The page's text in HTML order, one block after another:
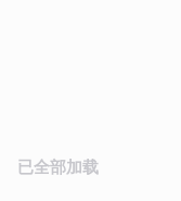
已全部加载